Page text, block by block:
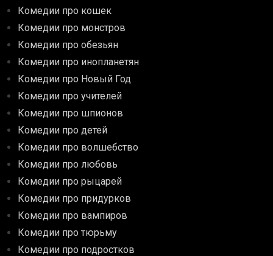
Комедии про кошек
Комедии про монстров
Комедии про обезьян
Комедии про инопланетян
Комедии про Новый Год
Комедии про учителей
Комедии про шпионов
Комедии про детей
Комедии про волшебство
Комедии про любовь
Комедии про рыцарей
Комедии про придурков
Комедии про вампиров
Комедии про тюрьму
Комедии про подростков